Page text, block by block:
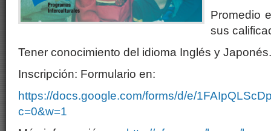
Promedio
sus
Tener conocimiento del idioma Inglés y Japonés.
Inscripción: Formulario en:
https://docs.google.com/forms/d/e/
c=0&w=1